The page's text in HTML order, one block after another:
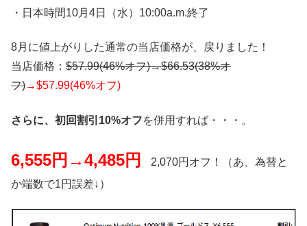
・日本時間10月4日（水）10:00a.m.終了
8月に値上がりした通常の当店価格が、戻りました！
当店価格： $57.99(46%オフ)→$66.53(38%オ
フ)→$57.99(46%オフ)
さらに、初回割引10%オフを併用すれば・・・。
6,555円→4,485円
2,070円オフ！（あ、為替と
か端数で1円誤差↓）